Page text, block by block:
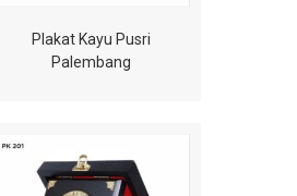
Plakat Kayu Pusri
Palembang